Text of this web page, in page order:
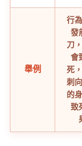
舉例
行
發
刀
會
死
刺
的
致